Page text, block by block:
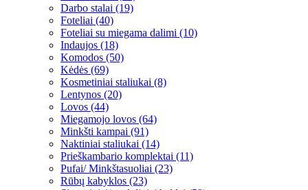
Darbo stalai (19)
Foteliai (40)
Foteliai su miegama dalimi (10)
Indaujos (18)
Komodos (50)
Kėdės (69)
Kosmetiniai staliukai (8)
Lentynos (20)
Lovos (44)
Miegamojo lovos (64)
Minkšti kampai (91)
Naktiniai staliukai (14)
Prieškambario komplektai (11)
Pufai/ Minkštasuoliai (23)
Rūbų kabyklos (23)